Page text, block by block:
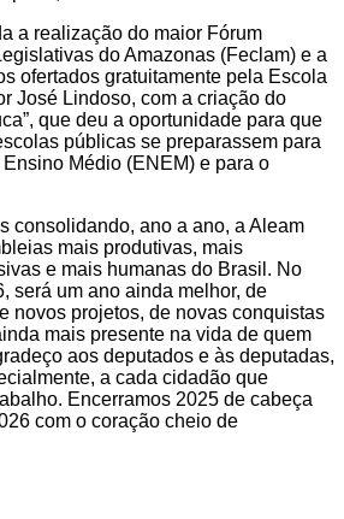
a realização do maior Fórum
do Amazonas (Feclam) e a
ofertados gratuitamente pela Escola
José Lindoso, com a criação do
que deu a oportunidade para que
públicas se preparassem para
Médio (ENEM) e para o
consolidando, ano a ano, a Aleam
mais produtivas, mais
e mais humanas do Brasil. No
será um ano ainda melhor, de
novos projetos, de novas conquistas
mais presente na vida de quem
aos deputados e às deputadas,
a cada cidadão que
Encerramos 2025 de cabeça
com o coração cheio de